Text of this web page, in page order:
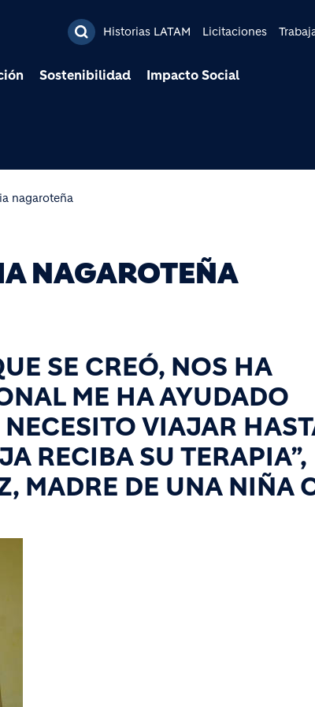
Historias LATAM Licitaciones
Sostenibilidad Impacto Social
nagaroteña
NAGAROTEÑA
SE CREÓ, NOS HA
ME HA AYUDADO
VIAJAR
RECIBA SU TERAPIA”,
MADRE DE UNA NIÑA